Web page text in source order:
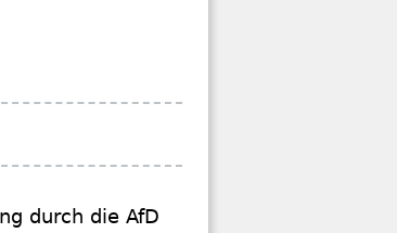
durch die AfD